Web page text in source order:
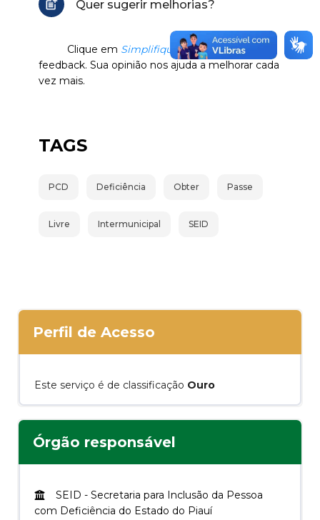
Quer sugerir melhorias?
Clique em Simplifique
e envie seu
feedback. Sua opinião nos ajuda a melhorar cada
vez mais.
TAGS
PCD Deficiência Obter Passe
Livre Intermunicipal SEID
Perfil de Acesso
Este serviço é de classificação Ouro
Órgão responsável
SEID -Secretaria para Inclusão da Pessoa
com Deficiência do Estado do Piauí